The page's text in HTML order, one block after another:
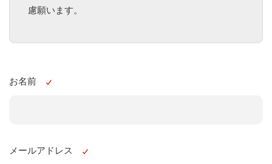
慮願います。
お名前
メールアドレス